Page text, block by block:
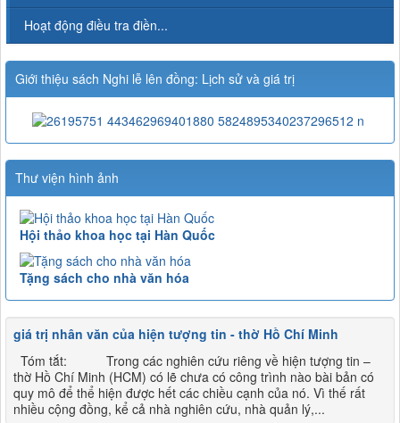
Hoạt động điều tra điền...
Giới thiệu sách Nghi lễ lên đồng: Lịch sử và giá trị
Thư viện hình ảnh
Hội thảo khoa học tại Hàn Quốc
Tặng sách cho nhà văn hóa
giá trị nhân văn của hiện tượng tin - thờ Hồ Chí Minh
Tóm tắt: Trong các nghiên cứu riêng về hiện tượng tin –
thờ Hồ Chí Minh (HCM) có lẽ chưa có công trình nào bài bản có
quy mô để thể hiện được hết các chiều cạnh của nó. Vì thế rất
nhiều cộng đồng, kể cả nhà nghiên cứu, nhà quản lý,...